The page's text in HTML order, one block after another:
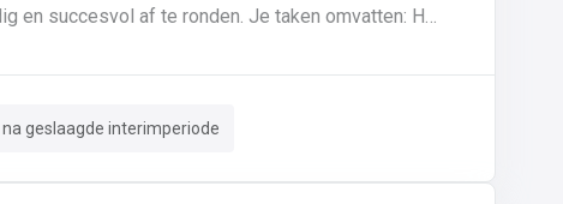
te ronden. Je taken omvatten: Het
aan machines en installaties.Kritische
van ISO-tekeningen en P&ID’s.Herstellingen en
geslaagde interimperiode